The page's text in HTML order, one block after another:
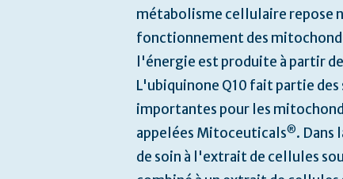
métabolisme cellulaire repose
fonctionnement des
l'énergie est produite à partir
L'ubiquinone Q10 fait partie
importantes pour les
appelées Mitoceuticals®. Dans
de soin à l'extrait de cellules